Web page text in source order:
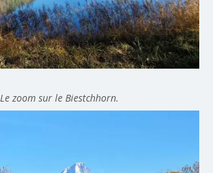
Le zoom sur le Biestchhorn.